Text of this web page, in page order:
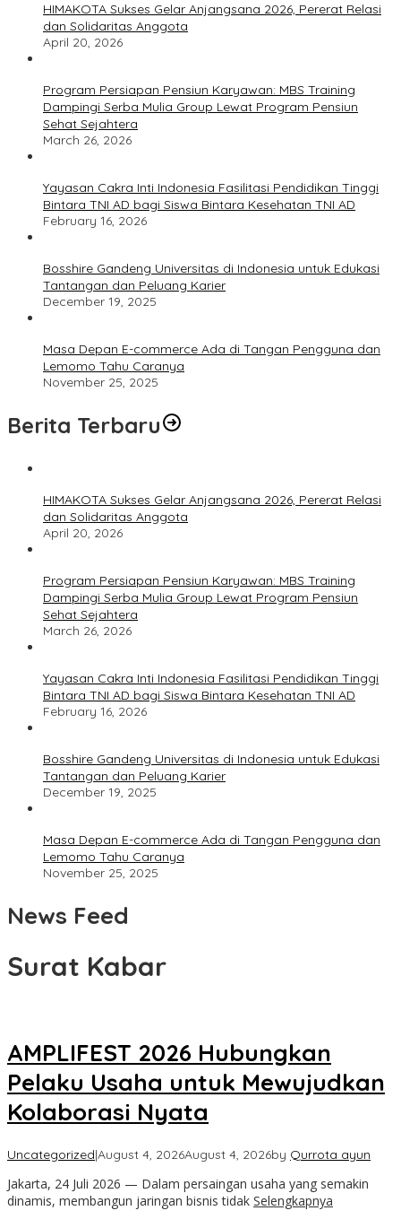
HIMAKOTA Sukses Gelar Anjangsana 2026, Pererat Relasi
dan Solidaritas Anggota
April 20, 2026
Program Persiapan Pensiun Karyawan: MBS Training
Dampingi Serba Mulia Group Lewat Program Pensiun
Sehat Sejahtera
March 26, 2026
Yayasan Cakra Inti Indonesia Fasilitasi Pendidikan Tinggi
Bintara TNI AD bagi Siswa Bintara Kesehatan TNI AD
February 16, 2026
Bosshire Gandeng Universitas di Indonesia untuk Edukasi
Tantangan dan Peluang Karier
December 19, 2025
Masa Depan E-commerce Ada di Tangan Pengguna dan
Lemomo Tahu Caranya
November 25, 2025
Berita Terbaru
HIMAKOTA Sukses Gelar Anjangsana 2026, Pererat Relasi
dan Solidaritas Anggota
April 20, 2026
Program Persiapan Pensiun Karyawan: MBS Training
Dampingi Serba Mulia Group Lewat Program Pensiun
Sehat Sejahtera
March 26, 2026
Yayasan Cakra Inti Indonesia Fasilitasi Pendidikan Tinggi
Bintara TNI AD bagi Siswa Bintara Kesehatan TNI AD
February 16, 2026
Bosshire Gandeng Universitas di Indonesia untuk Edukasi
Tantangan dan Peluang Karier
December 19, 2025
Masa Depan E-commerce Ada di Tangan Pengguna dan
Lemomo Tahu Caranya
November 25, 2025
News Feed
Surat Kabar
AMPLIFEST 2026 Hubungkan
Pelaku Usaha untuk Mewujudkan
Kolaborasi Nyata
Uncategorized|August 4, 2026August 4, 2026by Qurrota ayun
Jakarta, 24 Juli 2026 — Dalam persaingan usaha yang semakin
dinamis, membangun jaringan bisnis tidak Selengkapnya